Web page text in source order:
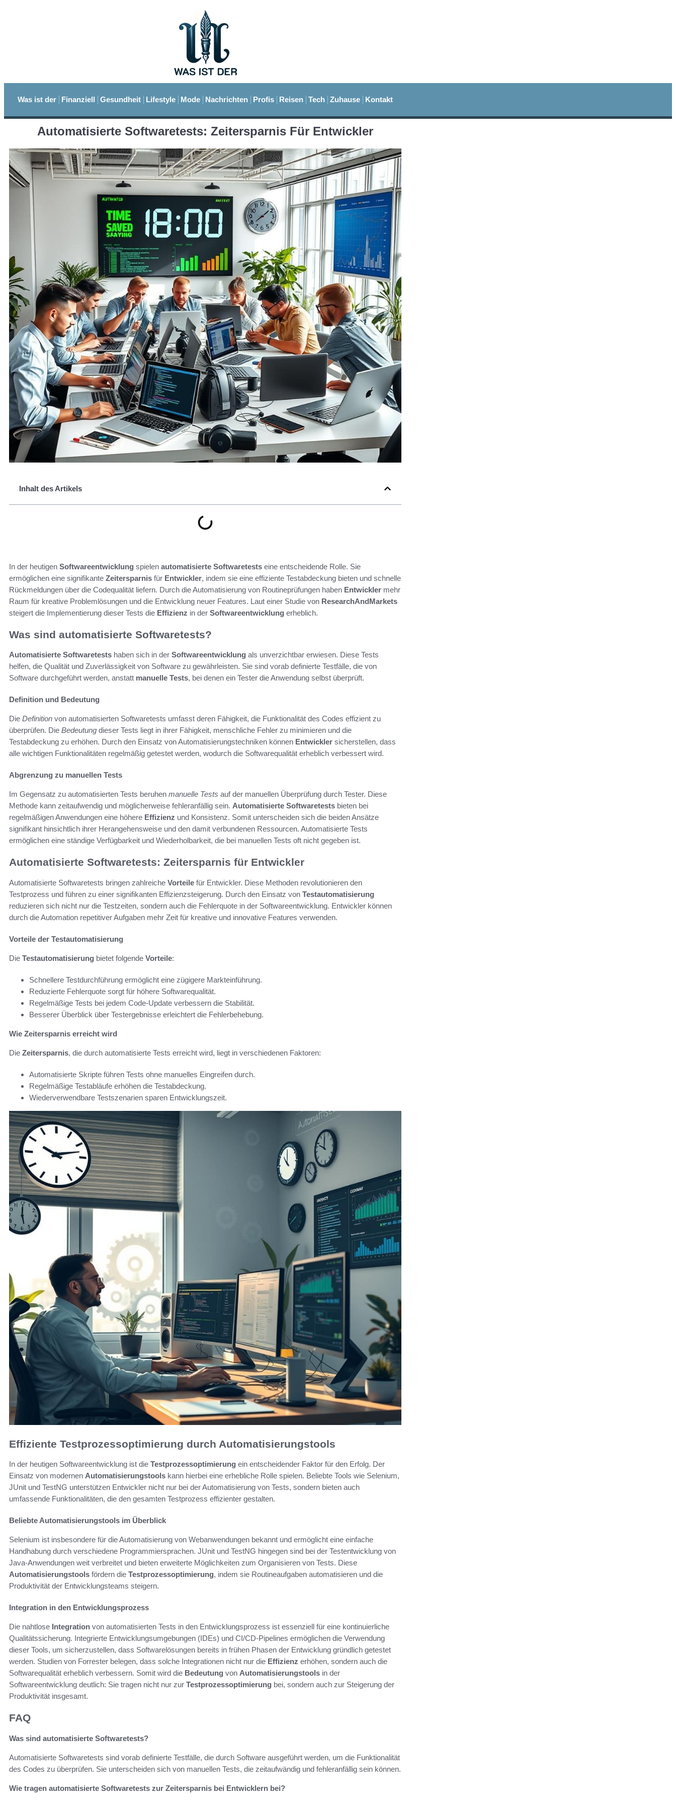
Was ist der Finanziell Gesundheit Lifestyle Mode Nachrichten Profis Reisen Tech Zuhause Kontakt
Automatisierte Softwaretests: Zeitersparnis Für Entwickler
Inhalt des Artikels
In der heutigen Softwareentwicklung spielen automatisierte Softwaretests eine entscheidende Rolle. Sie
ermöglichen eine signifikante Zeitersparnis für Entwickler, indem sie eine effiziente Testabdeckung bieten und schnelle
Rückmeldungen über die Codequalität liefern. Durch die Automatisierung von Routineprüfungen haben Entwickler mehr
Raum für kreative Problemlösungen und die Entwicklung neuer Features. Laut einer Studie von ResearchAndMarkets
steigert die Implementierung dieser Tests die Effizienz in der Softwareentwicklung erheblich.
Was sind automatisierte Softwaretests?
Automatisierte Softwaretests haben sich in der Softwareentwicklung als unverzichtbar erwiesen. Diese Tests
helfen, die Qualität und Zuverlässigkeit von Software zu gewährleisten. Sie sind vorab definierte Testfälle, die von
Software durchgeführt werden, anstatt manuelle Tests, bei denen ein Tester die Anwendung selbst überprüft.
Definition und Bedeutung
Die Definition von automatisierten Softwaretests umfasst deren Fähigkeit, die Funktionalität des Codes effizient zu
überprüfen. Die Bedeutung dieser Tests liegt in ihrer Fähigkeit, menschliche Fehler zu minimieren und die
Testabdeckung zu erhöhen. Durch den Einsatz von Automatisierungstechniken können Entwickler sicherstellen, dass
alle wichtigen Funktionalitäten regelmäßig getestet werden, wodurch die Softwarequalität erheblich verbessert wird.
Abgrenzung zu manuellen Tests
Im Gegensatz zu automatisierten Tests beruhen manuelle Tests auf der manuellen Überprüfung durch Tester. Diese
Methode kann zeitaufwendig und möglicherweise fehleranfällig sein. Automatisierte Softwaretests bieten bei
regelmäßigen Anwendungen eine höhere Effizienz und Konsistenz. Somit unterscheiden sich die beiden Ansätze
signifikant hinsichtlich ihrer Herangehensweise und den damit verbundenen Ressourcen. Automatisierte Tests
ermöglichen eine ständige Verfügbarkeit und Wiederholbarkeit, die bei manuellen Tests oft nicht gegeben ist.
Automatisierte Softwaretests: Zeitersparnis für Entwickler
Automatisierte Softwaretests bringen zahlreiche Vorteile für Entwickler. Diese Methoden revolutionieren den
Testprozess und führen zu einer signifikanten Effizienzsteigerung. Durch den Einsatz von Testautomatisierung
reduzieren sich nicht nur die Testzeiten, sondern auch die Fehlerquote in der Softwareentwicklung. Entwickler können
durch die Automation repetitiver Aufgaben mehr Zeit für kreative und innovative Features verwenden.
Vorteile der Testautomatisierung
Die Testautomatisierung bietet folgende Vorteile:
Schnellere Testdurchführung ermöglicht eine zügigere Markteinführung.
Reduzierte Fehlerquote sorgt für höhere Softwarequalität.
Regelmäßige Tests bei jedem Code-Update verbessern die Stabilität.
Besserer Überblick über Testergebnisse erleichtert die Fehlerbehebung.
Wie Zeitersparnis erreicht wird
Die Zeitersparnis, die durch automatisierte Tests erreicht wird, liegt in verschiedenen Faktoren:
Automatisierte Skripte führen Tests ohne manuelles Eingreifen durch.
Regelmäßige Testabläufe erhöhen die Testabdeckung.
Wiederverwendbare Testszenarien sparen Entwicklungszeit.
Effiziente Testprozessoptimierung durch Automatisierungstools
In der heutigen Softwareentwicklung ist die Testprozessoptimierung ein entscheidender Faktor für den Erfolg. Der
Einsatz von modernen Automatisierungstools kann hierbei eine erhebliche Rolle spielen. Beliebte Tools wie Selenium,
JUnit und TestNG unterstützen Entwickler nicht nur bei der Automatisierung von Tests, sondern bieten auch
umfassende Funktionalitäten, die den gesamten Testprozess effizienter gestalten.
Beliebte Automatisierungstools im Überblick
Selenium ist insbesondere für die Automatisierung von Webanwendungen bekannt und ermöglicht eine einfache
Handhabung durch verschiedene Programmiersprachen. JUnit und TestNG hingegen sind bei der Testentwicklung von
Java-Anwendungen weit verbreitet und bieten erweiterte Möglichkeiten zum Organisieren von Tests. Diese
Automatisierungstools fördern die Testprozessoptimierung, indem sie Routineaufgaben automatisieren und die
Produktivität der Entwicklungsteams steigern.
Integration in den Entwicklungsprozess
Die nahtlose Integration von automatisierten Tests in den Entwicklungsprozess ist essenziell für eine kontinuierliche
Qualitätssicherung. Integrierte Entwicklungsumgebungen (IDEs) und CI/CD-Pipelines ermöglichen die Verwendung
dieser Tools, um sicherzustellen, dass Softwarelösungen bereits in frühen Phasen der Entwicklung gründlich getestet
werden. Studien von Forrester belegen, dass solche Integrationen nicht nur die Effizienz erhöhen, sondern auch die
Softwarequalität erheblich verbessern. Somit wird die Bedeutung von Automatisierungstools in der
Softwareentwicklung deutlich: Sie tragen nicht nur zur Testprozessoptimierung bei, sondern auch zur Steigerung der
Produktivität insgesamt.
FAQ
Was sind automatisierte Softwaretests?
Automatisierte Softwaretests sind vorab definierte Testfälle, die durch Software ausgeführt werden, um die Funktionalität
des Codes zu überprüfen. Sie unterscheiden sich von manuellen Tests, die zeitaufwändig und fehleranfällig sein können.
Wie tragen automatisierte Softwaretests zur Zeitersparnis bei Entwicklern bei?